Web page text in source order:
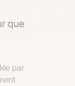
que
par